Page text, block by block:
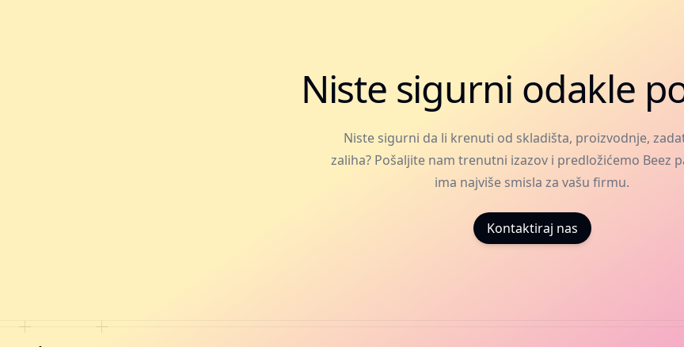
Niste sigurni odakle
Niste sigurni da li krenuti od skladišta, proizvodnje,
zaliha? Pošaljite nam trenutni izazov i predložićemo Beez
ima najviše smisla za vašu firmu.
Kontaktiraj nas